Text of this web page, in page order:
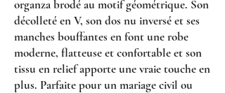
organza brodé au motif géométrique. Son
décolleté en V, son dos nu inversé et ses
manches bouffantes en font une robe
moderne, flatteuse et confortable et son
tissu en relief apporte une vraie touche en
plus. Parfaite pour un mariage civil ou